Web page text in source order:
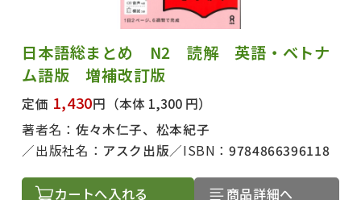
日本語総まとめ N2 読解 英語・ベトナ
ム語版 増補改訂版
定価 1,430円 （本体 1,300 円）
著者名： 佐々木仁子、松本紀子
出版社名： アスク出版 ISBN：9784866396118
カートへ入れる 商品詳細へ